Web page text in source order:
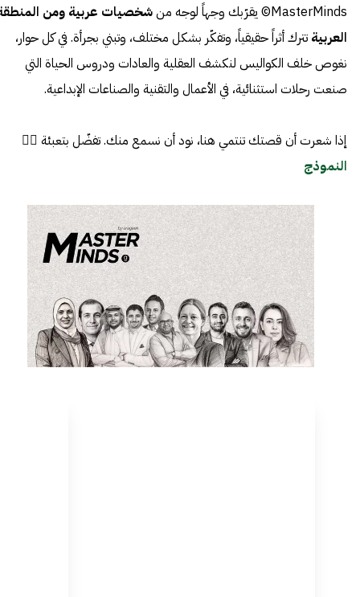
MasterMinds© يقرّبك وجهاً لوجه من
شخصيات عربية ومن
العربية تترك أثراً حقيقياً، وتفكّر بشكل مختلف، وتبني بجرأة. في كل حوار،
نغوص خلف الكواليس لنكشف العقلية والعادات ودروس الحياة التي
صنعت رحلات استثنائية، في الأعمال والتقنية والصناعات الإبداعية.
إذا شعرت أن قصتك تنتمي هنا، نود أن نسمع منك. تفضّل بتعبئة 👈🏼
النموذج